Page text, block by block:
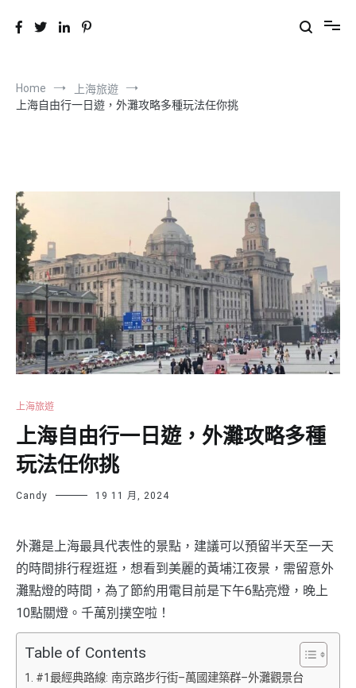
Home
上海旅遊
上海自由行一日遊，外灘攻略多種玩法任你挑
上海旅遊
上海自由行一日遊，外灘攻略多種
玩法任你挑
Candy 19 11 月, 2024
外灘是上海最具代表性的景點，建議可以預留半天至一天
的時間排行程逛逛，想看到美麗的黃埔江夜景，需留意外
灘點燈的時間，為了節約用電目前是下午6點亮燈，晚上
10點關燈。千萬別撲空啦！
Table of Contents
#1最經典路線: 南京路步行街–萬國建築群–外灘觀景台